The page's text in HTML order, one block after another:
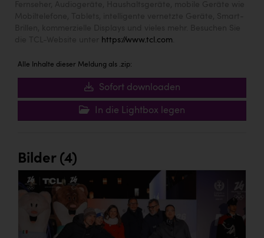
https://www.tcl.com
Alle Inhalte dieser Meldung als .zip:
Sofort downloaden
In die Lightbox legen
Bilder (4)